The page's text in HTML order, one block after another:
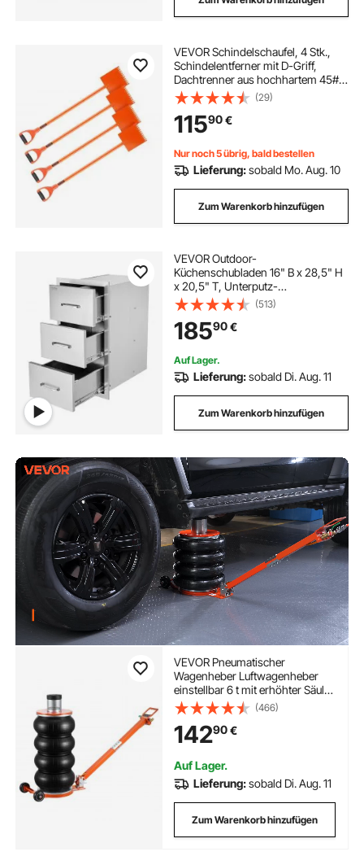
VEVOR Schindelschaufel, 4 Stk.,
Schindelentferner mit D-Griff,
Dachtrenner aus hochhartem 45#-
Stahl, Schieferabzieher, leichtes
Werkzeug zum einfachen Abreißen
von Dachpappe & Nägeln, Orange
(29)
11590€
Nur noch 5 übrig, bald bestellen
Lieferung:sobald Mo. Aug. 10
Zum Warenkorb hinzufügen
VEVOR Outdoor-
Küchenschubladen 16" B x 28,5" H
x 20,5" T, Unterputz-
Grillschubladen aus Edelstahl mit
dreifachem Zugriff und Griff,
Grillinselschubladen für
Außenküchen oder Terrassen-
Grillstationen
(513)
18590€
Auf Lager.
Lieferung:sobald Di. Aug. 11
Zum Warenkorb hinzufügen
VEVOR Pneumatischer
Wagenheber Luftwagenheber
einstellbar 6 t mit erhöhter Säule,
leicht anzuhebender und
platzsparender Wagenheber mit
dicker Gummiauflage & langem
Griff, für Limousine SUV Pickup
(466)
14290€
Auf Lager.
Lieferung:sobald Di. Aug. 11
Zum Warenkorb hinzufügen